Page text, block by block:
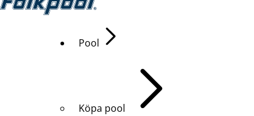
Pool
Köpa pool